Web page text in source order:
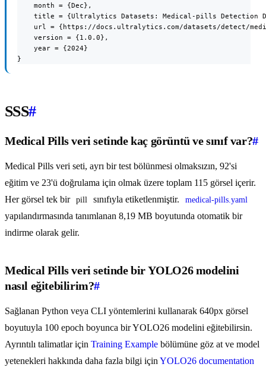
    month = {Dec},
title = {Ultralytics Datasets: Medical-pills Detection
url = {https://docs.ultralytics.com/datasets/detect/
    version = {1.0.0},
    year = {2024}
}
SSS#
Medical Pills veri setinde kaç görüntü ve sınıf var?#
Medical Pills veri seti, ayrı bir test bölünmesi olmaksızın, 92'si
eğitim ve 23'ü doğrulama için olmak üzere toplam 115 görsel içerir.
Her görsel tek bir pill sınıfıyla etiketlenmiştir. medical-pills.yaml
yapılandırmasında tanımlanan 8,19 MB boyutunda otomatik bir
indirme olarak gelir.
Medical Pills veri setinde bir YOLO26 modelini
nasıl eğitebilirim?#
Sağlanan Python veya CLI yöntemlerini kullanarak 640px görsel
boyutuyla 100 epoch boyunca bir YOLO26 modelini eğitebilirsin.
Ayrıntılı talimatlar için Training Example bölümüne göz at ve model
yetenekleri hakkında daha fazla bilgi için YOLO26 documentation